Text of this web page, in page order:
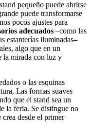
pequeño puede abrirse
puede transformarse
pocos ajustes para
adecuados –como las
estanterías iluminadas–
algo que en un
la mirada con luz y
o las esquinas
Las formas suaves
que el stand sea un
la feria. Se distingue no
desde el primer